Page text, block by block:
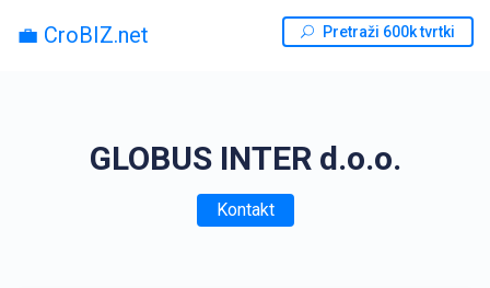
💼 CroBIZ.net Pretraži 600k tvrtki
GLOBUS INTER d.o.o.
Kontakt